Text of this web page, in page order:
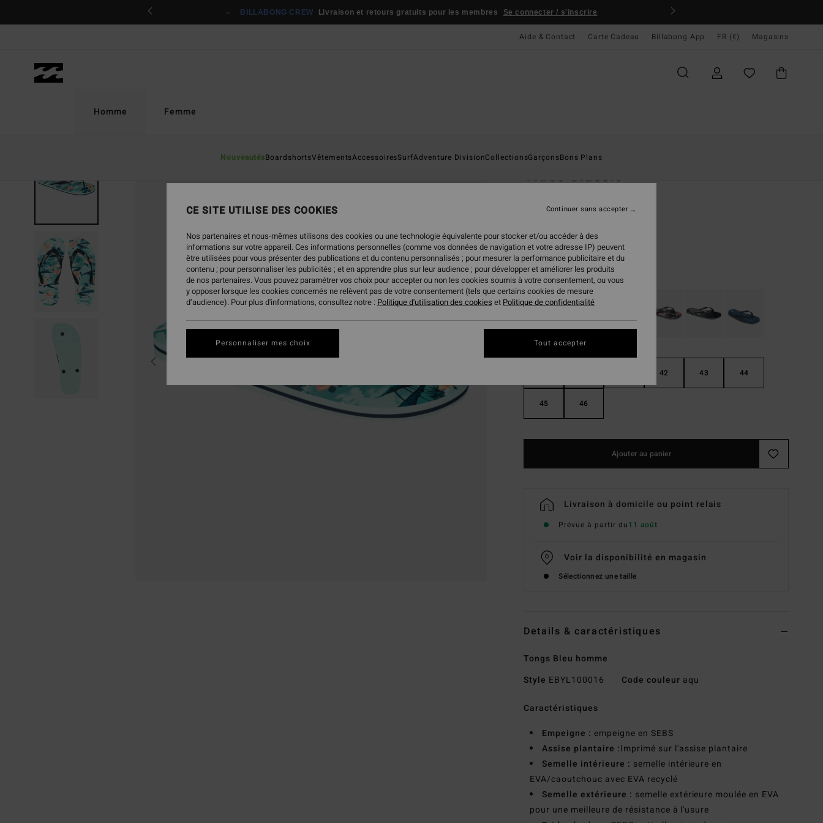
BILLABONG CREW Livraison et retours gratuits pour les membres Se connecter / s'inscrire
Aide & Contact Carte Cadeau Billabong App FR (€) Magasins
Homme
NouveautésBoardshortsVêtementsAccessoiresSurfAdventure DivisionCollectionsGarçonsBons Plans
Femme
Tides Classic
(1 Avis)
19,99 €
CouleurAqua
42 43 44
45 46
Ajouter au panier
Livraison à domicile ou point relais
Prévue à partir du11 août
Voir la disponibilité en magasin
Sélectionnez une taille
Details & caractéristiques
Tongs Bleu homme
Style EBYL100016 Code couleur aqu
Caractéristiques
Empeigne : empeigne en SEBS
Assise plantaire :Imprimé sur l'assise plantaire
Semelle intérieure : semelle intérieure en
EVA/caoutchouc avec EVA recyclé
Semelle extérieure : semelle extérieure moulée en EVA
pour une meilleure de résistance à l'usure
CE SITE UTILISE DES COOKIES
Nos partenaires et nous-mêmes utilisons des cookies ou une technologie équivalente pour stocker et/ou accéder à des
informations sur votre appareil. Ces informations personnelles (comme vos données de navigation et votre adresse IP) peuvent
être utilisées pour vous présenter des publications et du contenu personnalisés ; pour mesurer la performance publicitaire et du
contenu ; pour personnaliser les publicités ; et en apprendre plus sur leur audience ; pour développer et améliorer les produits
de nos partenaires. Vous pouvez paramétrer vos choix pour accepter ou non les cookies soumis à votre consentement, ou vous
y opposer lorsque les cookies concernés ne relèvent pas de votre consentement (tels que certains cookies de mesure
d’audience). Pour plus d'informations, consultez notre : Politique d'utilisation des cookies et Politique de confidentialité
Personnaliser mes choix
Continuer sans accepter
Tout accepter